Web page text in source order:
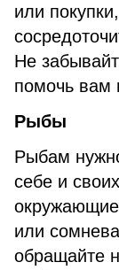
или
Не
помочь вам
Рыбы
Рыбам
себе и
окружающие
или
обращайте